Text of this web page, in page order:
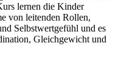
lernen die Kinder
von leitenden Rollen,
Selbstwertgefühl und es
Gleichgewicht und